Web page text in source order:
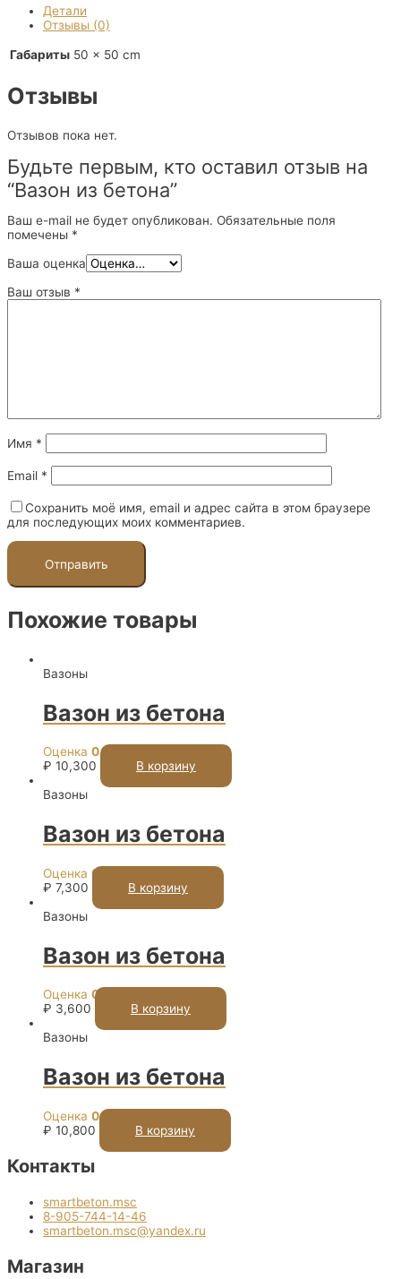
Детали
Отзывы (0)
Габариты 50 × 50 cm
Отзывы
Отзывов пока нет.
Будьте первым, кто оставил отзыв на
“Вазон из бетона”
Ваш e-mail не будет опубликован. Обязательные поля
помечены *
Ваша оценка
Ваш отзыв *
Имя *
Email *
Сохранить моё имя, email и адрес сайта в этом браузере
для последующих моих комментариев.
Похожие товары
Вазоны
Вазон из бетона
Оценка 0из 5
₽ 10,300
В корзину
Вазоны
Вазон из бетона
Оценка 0
₽ 7,300
В корзину
Вазоны
Вазон из бетона
Оценка 0
₽ 3,600
В корзину
Вазоны
Вазон из бетона
Оценка 0из 5
₽ 10,800 В корзину
Контакты
smartbeton.msc
8-905-744-14-46
smartbeton.msc@yandex.ru
Магазин